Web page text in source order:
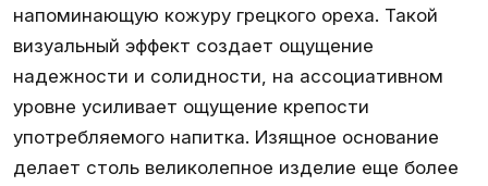
напоминающую кожуру грецкого ореха. Такой
визуальный эффект создает ощущение
надежности и солидности, на ассоциативном
уровне усиливает ощущение крепости
употребляемого напитка. Изящное основание
делает столь великолепное изделие еще более